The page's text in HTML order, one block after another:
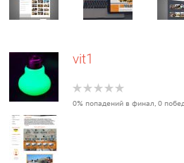
vit1
0% попадений в финал, 0